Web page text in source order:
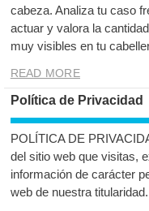
cabeza. Analiza tu caso
actuar y valora la
muy visibles en tu
READ MORE
Política de Privacidad
POLÍTICA DE
del sitio web que visitas,
información de carácter
web de nuestra